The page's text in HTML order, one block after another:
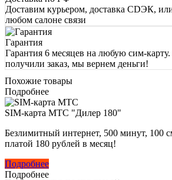
Доставим курьером, доставка CDЭК, или
любом салоне связи
Гарантия
Гарантия 6 месяцев на любую сим-
получили заказ, мы вернем деньги!
Похожие товары
Подробнее
SIM-карта МТС "Дилер 180"
Безлимитный интернет, 500 минут, 100
платой 180 рублей в месяц!
Подробнее
Подробнее